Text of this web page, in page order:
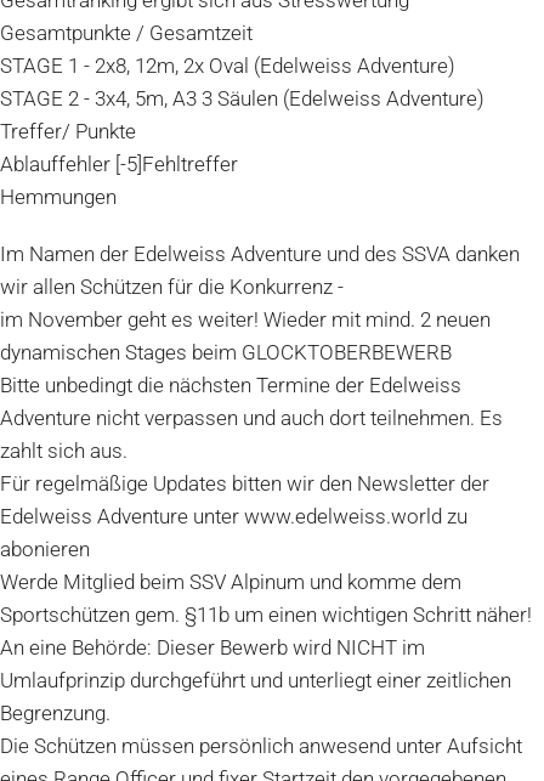
Gesamtpunkte / Gesamtzeit
STAGE 1 - 2x8, 12m, 2x Oval (Edelweiss Adventure)
STAGE 2 - 3x4, 5m, A3 3 Säulen (Edelweiss Adventure)
Treffer/ Punkte
Ablauffehler [-5]Fehltreffer
Hemmungen
Im Namen der Edelweiss Adventure und des SSVA danken
wir allen Schützen für die Konkurrenz -
im November geht es weiter! Wieder mit mind. 2 neuen
dynamischen Stages beim GLOCKTOBERBEWERB
Bitte unbedingt die nächsten Termine der Edelweiss
Adventure nicht verpassen und auch dort teilnehmen. Es
zahlt sich aus.
Für regelmäßige Updates bitten wir den Newsletter der
Edelweiss Adventure unter www.edelweiss.world zu
abonieren
Werde Mitglied beim SSV Alpinum und komme dem
Sportschützen gem. §11b um einen wichtigen Schritt näher!
An eine Behörde: Dieser Bewerb wird NICHT im
Umlaufprinzip durchgeführt und unterliegt einer zeitlichen
Begrenzung.
Die Schützen müssen persönlich anwesend unter Aufsicht